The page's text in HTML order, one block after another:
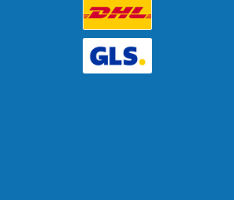
Benutzerdefiniertes Bild 1